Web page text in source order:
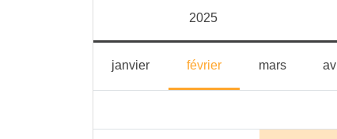
2025
janvierjanvierfévrierfévrier marsmars